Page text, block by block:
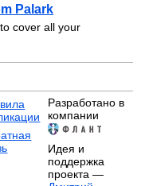
Palark
cover all your
Разработано в
компании
Идея и
поддержка
проекта —